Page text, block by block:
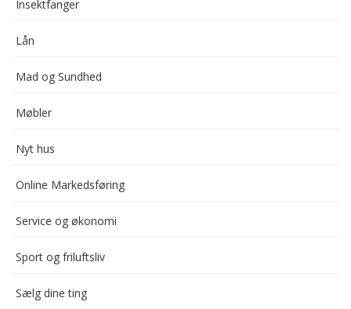
Insektfanger
Lån
Mad og Sundhed
Møbler
Nyt hus
Online Markedsføring
Service og økonomi
Sport og friluftsliv
Sælg dine ting